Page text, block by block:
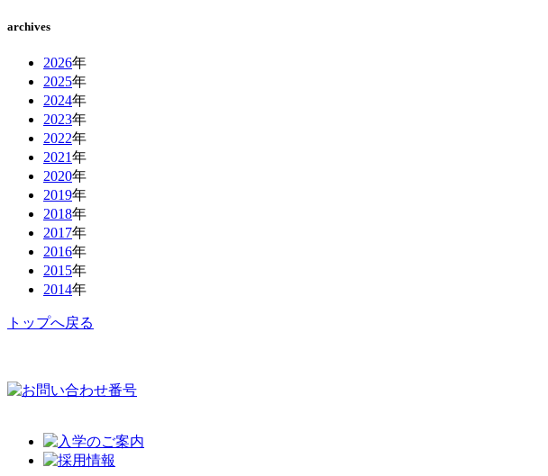
archives
2026年
2025年
2024年
2023年
2022年
2021年
2020年
2019年
2018年
2017年
2016年
2015年
2014年
トップへ戻る